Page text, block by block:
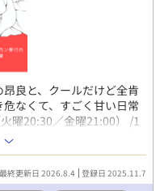
良と、クールだけど全肯
なくて、すごく甘い日常
曜20:30／金曜21:00） /1
、時々R18や少し暗めの
「Rely on』の漫画短編集
二期のその後の二人の話な
ださい。
最終更新日 2026.8.4 登録日 2025.11.7